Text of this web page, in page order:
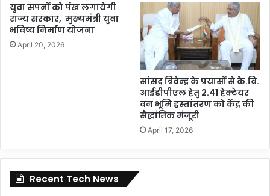
युवा सपनों को पंख लगायेगी
राज्य सरकार, मुख्यमंत्री युवा
भविष्य निर्माण योजना
April 20, 2026
सांसद त्रिवेन्द्र के प्रयासों से के.वि.
आईडीपीएल हेतु 2.41 हेक्टेयर
वन भूमि हस्तांतरण को केंद्र की
सैद्धांतिक मंजूरी
April 17, 2026
Recent Tech News